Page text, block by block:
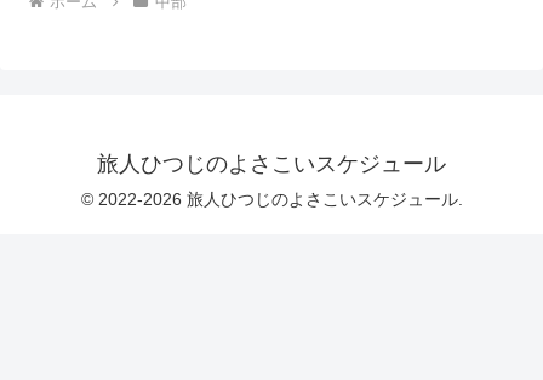
旅人ひつじのよさこいスケジュール
© 2022-2026 旅人ひつじのよさこいスケジュール.